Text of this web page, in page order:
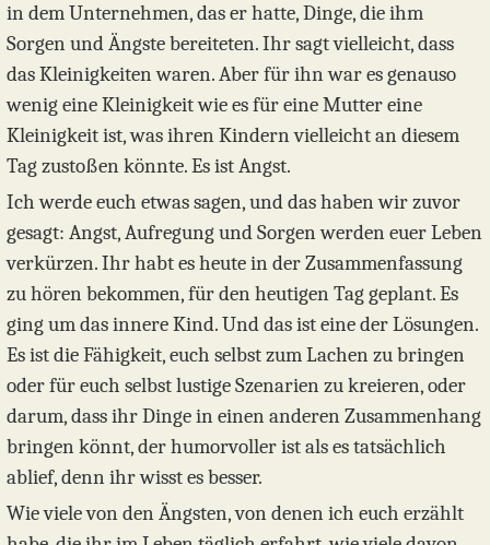
in dem Unternehmen, das er hatte, Dinge, die ihm
Sorgen und Ängste bereiteten. Ihr sagt vielleicht, dass
das Kleinigkeiten waren. Aber für ihn war es genauso
wenig eine Kleinigkeit wie es für eine Mutter eine
Kleinigkeit ist, was ihren Kindern vielleicht an diesem
Tag zustoßen könnte. Es ist Angst.
Ich werde euch etwas sagen, und das haben wir zuvor
gesagt: Angst, Aufregung und Sorgen werden euer Leben
verkürzen. Ihr habt es heute in der Zusammenfassung
zu hören bekommen, für den heutigen Tag geplant. Es
ging um das innere Kind. Und das ist eine der Lösungen.
Es ist die Fähigkeit, euch selbst zum Lachen zu bringen
oder für euch selbst lustige Szenarien zu kreieren, oder
darum, dass ihr Dinge in einen anderen Zusammenhang
bringen könnt, der humorvoller ist als es tatsächlich
ablief, denn ihr wisst es besser.
Wie viele von den Ängsten, von denen ich euch erzählt